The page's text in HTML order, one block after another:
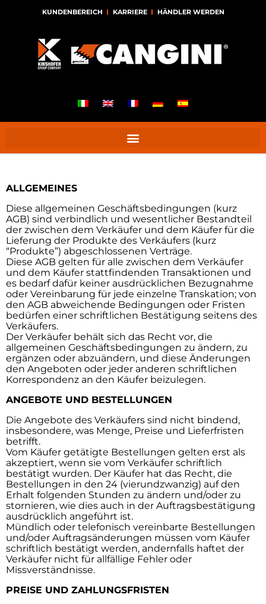
KUNDENBEREICH KARRIERE HÄNDLER WERDEN
ALLGEMEINES
Diese allgemeinen Geschäftsbedingungen (kurz
AGB) sind verbindlich und wesentlicher Bestandteil
der zwischen dem Verkäufer und dem Käufer für die
Lieferung der Produkte des Verkäufers (kurz
“Produkte”) abgeschlossenen Verträge.
Diese AGB gelten für alle zwischen dem Verkäufer
und dem Käufer stattfindenden Transaktionen und
es bedarf dafür keiner ausdrücklichen Bezugnahme
oder Vereinbarung für jede einzelne Transkation; von
den AGB abweichende Bedingungen oder Fristen
bedürfen einer schriftlichen Bestätigung seitens des
Verkäufers.
Der Verkäufer behält sich das Recht vor, die
allgemeinen Geschäftsbedingungen zu ändern, zu
ergänzen oder abzuändern, und diese Änderungen
den Angeboten oder jeder anderen schriftlichen
Korrespondenz an den Käufer beizulegen.
ANGEBOTE UND BESTELLUNGEN
Die Angebote des Verkäufers sind nicht bindend,
insbesondere, was Menge, Preise und Lieferfristen
betrifft.
Vom Käufer getätigte Bestellungen gelten erst als
akzeptiert, wenn sie vom Verkäufer schriftlich
bestätigt wurden. Der Käufer hat das Recht, die
Bestellungen in den 24 (vierundzwanzig) auf den
Erhalt folgenden Stunden zu ändern und/oder zu
stornieren, wie dies auch in der Auftragsbestätigung
ausdrücklich angeführt ist.
Mündlich oder telefonisch vereinbarte Bestellungen
und/oder Auftragsänderungen müssen vom Käufer
schriftlich bestätigt werden, andernfalls haftet der
Verkäufer nicht für allfällige Fehler oder
Missverständnisse.
PREISE UND ZAHLUNGSFRISTEN